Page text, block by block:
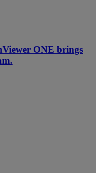
ONE brings